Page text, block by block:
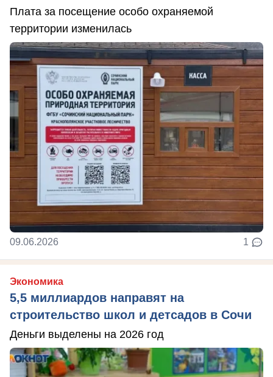
Плата за посещение особо охраняемой
территории изменилась
09.06.2026 1
Экономика
5,5 миллиардов направят на
строительство школ и детсадов в Сочи
Деньги выделены на 2026 год